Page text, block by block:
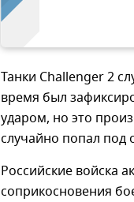
Танки Challenger 2
время был
ударом, но это
случайно попал под
Российские войска
соприкосновения